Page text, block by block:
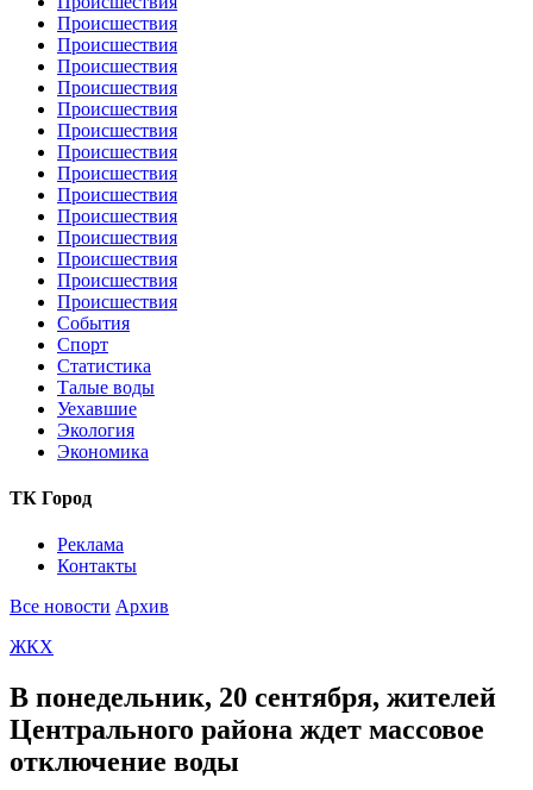
Происшествия
Происшествия
Происшествия
Происшествия
Происшествия
Происшествия
Происшествия
Происшествия
Происшествия
Происшествия
Происшествия
Происшествия
Происшествия
Происшествия
События
Спорт
Статистика
Талые воды
Уехавшие
Экология
Экономика
ТК Город
Реклама
Контакты
Все новости Архив
ЖКХ
В понедельник, 20 сентября, жителей
Центрального района ждет массовое
отключение воды